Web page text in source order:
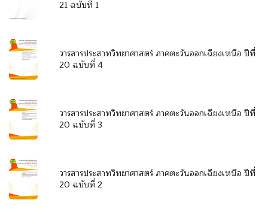
21 ฉบับที่ 1
วารสารประสาทวิทยาศาสตร์ ภาคตะวันออกเฉียงเหนือ ปีที่
20 ฉบับที่ 4
วารสารประสาทวิทยาศาสตร์ ภาคตะวันออกเฉียงเหนือ ปีที่
20 ฉบับที่ 3
วารสารประสาทวิทยาศาสตร์ ภาคตะวันออกเฉียงเหนือ ปีที่
20 ฉบับที่ 2